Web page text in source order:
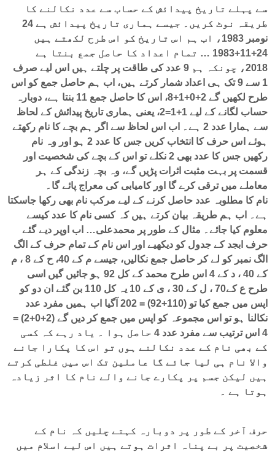
سے پہلے تاریخ پیدائش کے حساب سے عدد نکالنے کا
طریقہ نوٹ کریں۔ جیسے ہماری تاریخ پیدائش ہے 24
نومبر 1983، اب ہم اس تاریخ کو اس طرح لکھتے ہیں
24+11+1983 … تمام اعداد کا حاصل جمع بنتا ہے
2018، چونکہ ہم 9 عدد کی طاقت پر چلتے ہیں اس لیے صرف
1 سے 9 تک ہی اعداد شمار کرتے ہیں، اب ہم حاصل جمع کو اس
طرح لکھیں گے 2+0+1+8، اس کا حاصل جمع 11 بنتا ہے، دوبارہ
حساب لگانے کے لیے 1+1=2، یعنی ہماری تاریخ پیدائش کے لحاظ
سے ہمارا عدد 2 ہے۔ اب اس لحاظ سے اگر ہم بچے کا نام رکھتے
ہوئے اس حرف کا انتخاب کریں جس کا عدد 2 ہو اور وہ نام
رکھیں جس کا عدد بھی 2 نکلے تو اس کے بچے کی شخصیت اور
قسمت پر بہت مثبت اثرات پڑیں گے، وہ بچہ زندگی کے ہر
معاملے میں ترقی کرے گا اور کامیابی کی معراج پائے گا۔
نام کا مطلوبہ عدد حاصل کرنے کے لیے مرکب نام بھی رکھا جاسکتا
ہے۔ اب ہم طریقہ بیان کرتے ہیں کہ کسی نام کا عدد کیسے
معلوم کیا جائے۔ مثال کے طور پر محمدعلی… اب اوپر دیے گئے
حرف ابجد کے جدول کو دیکھیے اور اس نام کے تمام حرف کے الگ
الگ نمبر کو لے کر حاصل جمع نکالیں، جیسے
م کے 40، ح کے 8 ، م
کے 40 ، د کے 4 اس طرح محمد کے کل 92 ہو جائیں گیں اسی
طرح ع کے70 ، ل کے 30 ، ی کے 10 یہ کل 110 بن گئے ان دو کو
اپس میں جمع کیا تو (110+92) = 202 آگیا اب ہمیں مفرد عدد
نکالنا ہو تو اس مجموعہ کو اپس میں جمع کر دیں گے (2+0+2) =
4 اس ترتیب سے مفرد عدد 4 حاصل ہوا ۔ یاد رہے کہ کسی
کے بھی نام کے عدد نکالنے ہوں تو اس کا پکارا جانے
والا نام ہی لیا جائے گا عاملین تک اس میں غلطی کرتے
ہیں لیکن جسم پر پکارے جانے والے نام کا اثر زیادہ
ہوتا ہے ۔
حرف آخر کے طور پر دوبارہ کہتے چلیں کہ نام کے
شخصیت پر بے پناہ اثرات ہوتے ہیں اس لیے اسلام میں